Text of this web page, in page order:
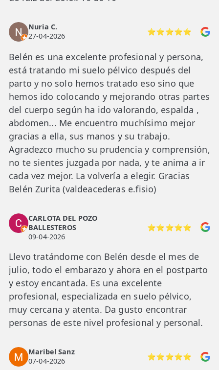
Nuria C.
27-04-2026
⭐⭐⭐⭐⭐
Belén es una excelente profesional y persona,
está tratando mi suelo pélvico después del
parto y no solo hemos tratado eso sino que
hemos ido colocando y mejorando otras partes
del cuerpo según ha ido valorando, espalda ,
abdomen... Me encuentro muchísimo mejor
gracias a ella, sus manos y su trabajo.
Agradezco mucho su prudencia y comprensión,
no te sientes juzgada por nada, y te anima a ir
cada vez mejor. La volvería a elegir. Gracias
Belén Zurita (valdeacederas e.fisio)
CARLOTA DEL POZO
BALLESTEROS
09-04-2026
⭐⭐⭐⭐⭐
Llevo tratándome con Belén desde el mes de
julio, todo el embarazo y ahora en el postparto
y estoy encantada. Es una excelente
profesional, especializada en suelo pélvico,
muy cercana y atenta. Da gusto encontrar
personas de este nivel profesional y personal.
Maribel Sanz
07-04-2026
⭐⭐⭐⭐⭐